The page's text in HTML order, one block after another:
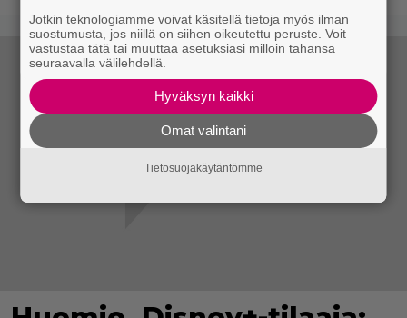
Jotkin teknologiamme voivat käsitellä tietoja myös ilman
suostumusta, jos niillä on siihen oikeutettu peruste. Voit
vastustaa tätä tai muuttaa asetuksiasi milloin tahansa
seuraavalla välilehdellä.
Hyväksyn kaikki
Omat valintani
Tietosuojakäytäntömme